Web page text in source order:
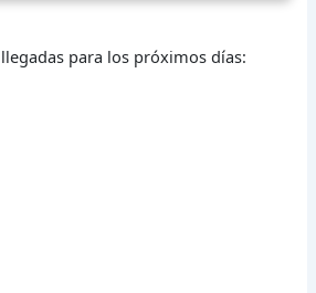
para los próximos días: